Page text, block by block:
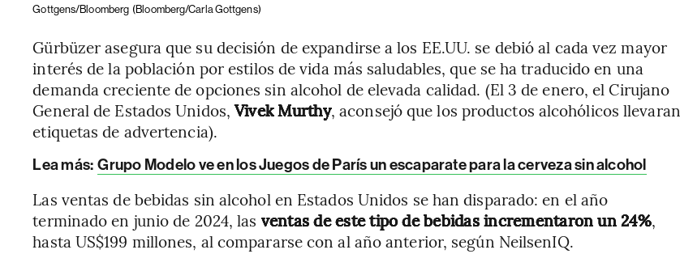
Gottgens/Bloomberg (Bloomberg/Carla Gottgens)
Gürbüzer asegura que su decisión de expandirse a los EE.UU. se debió al cada vez mayor
interés de la población por estilos de vida más saludables, que se ha traducido en una
demanda creciente de opciones sin alcohol de elevada calidad. (El 3 de enero, el Cirujano
General de Estados Unidos,Vivek Murthy, aconsejó que los productos alcohólicos llevaran
etiquetas de advertencia).
Lea más: Grupo Modelo ve en los Juegos de París un escaparate para la cerveza sin alcohol
Las ventas de bebidas sin alcohol en Estados Unidos se han disparado: en el año
terminado en junio de 2024, las ventas de este tipo de bebidas incrementaron un 24%,
hasta US$199 millones, al compararse con al año anterior, según NeilsenIQ.